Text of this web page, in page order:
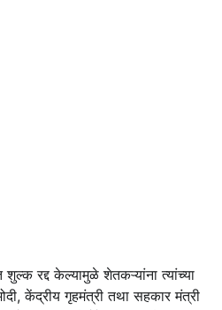
रद्द केल्यामुळे शेतकऱ्यांना त्यांच्या
केंद्रीय गृहमंत्री तथा सहकार मंत्री